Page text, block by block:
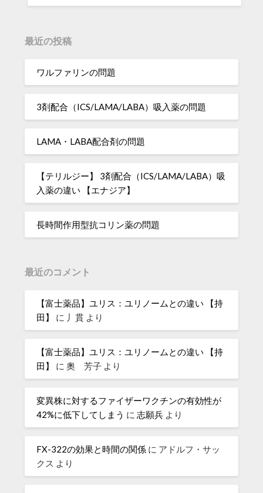
最近の投稿
ワルファリンの問題
3剤配合（ICS/LAMA/LABA）吸入薬の問題
LAMA・LABA配合剤の問題
【テリルジー】 3剤配合（ICS/LAMA/LABA）吸
入薬の違い 【エナジア】
長時間作用型抗コリン薬の問題
最近のコメント
【富士薬品】ユリス：ユリノームとの違い 【持
田】
に 丿貫 より
【富士薬品】ユリス：ユリノームとの違い 【持
田】
に奧 芳子 より
変異株に対するファイザーワクチンの有効性が
42%に低下してしまう に志願兵 より
FX-322の効果と時間の関係 に アドルフ・サッ
クス より